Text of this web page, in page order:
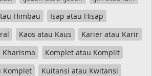
Himbau
Isap atau Hisap
Kaos atau Kaus
Karier atau Karir
Kharisma
Komplet atau Komplit
Komplet
Kuitansi atau Kwitansi